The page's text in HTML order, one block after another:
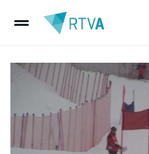
drag_handle